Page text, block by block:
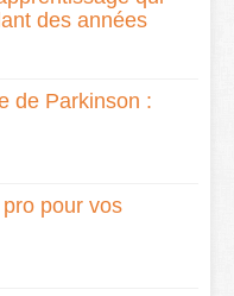
des années
de Parkinson :
pour vos